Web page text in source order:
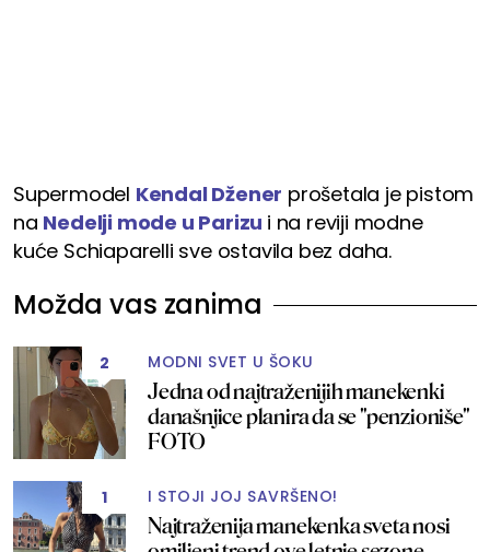
Supermodel Kendal Džener prošetala je pistom
na Nedelji mode u Parizu i na reviji modne
kuće Schiaparelli sve ostavila bez daha.
Možda vas zanima
2 MODNI SVET U ŠOKU
Jedna od najtraženijih manekenki
današnjice planira da se "penzioniše"
FOTO
1 I STOJI JOJ SAVRŠENO!
Najtraženija manekenka sveta nosi